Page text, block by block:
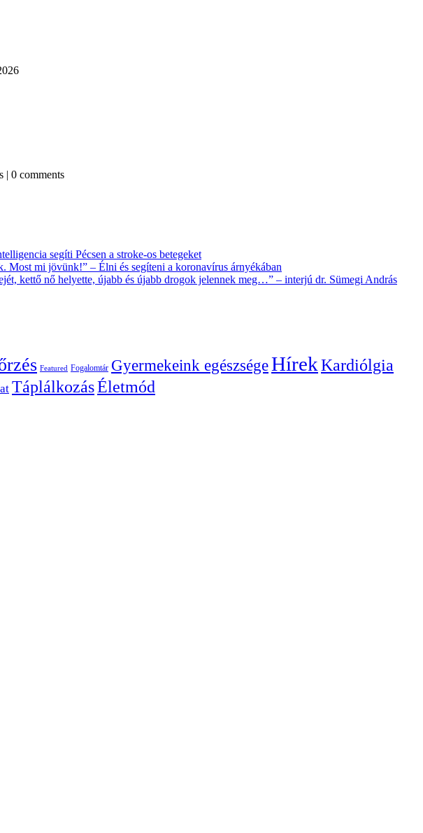
| 0 comments
segíti Pécsen a stroke-os betegeket
Most mi jövünk!” – Élni és segíteni a koronavírus árnyékában
kettő nő helyette, újabb és újabb drogok jelennek meg…” – interjú dr. Sümegi András
Featured Fogalomtár Gyermekeink egészségeHírekKardiólgia
TáplálkozásÉletmód